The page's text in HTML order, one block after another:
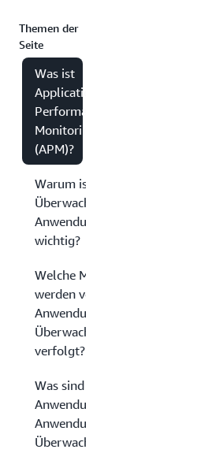
Themen der
Seite
Was ist
Application
Performance
Monitoring
(APM)?
Warum ist die
Überwachung der
Anwendungsleistung
wichtig?
Welche Metriken
werden von der
Anwendungsleistungs-
Überwachung
verfolgt?
Was sind die
Anwendungsfälle der
Anwendungsleistungs-
Überwachung?